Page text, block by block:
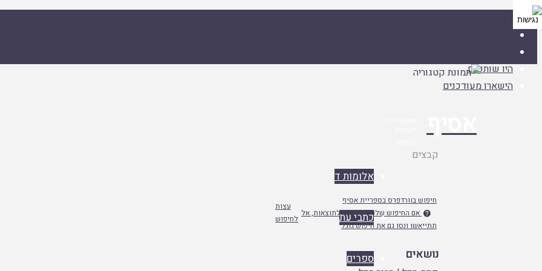
היו שותפים
הישארו מעודכנים
אסיף
אלומות ד
כתבי עת
ספרים
עמוד
קבצים
חיפוש בוורדפרס בספריית אסיף
 אם החיפוש שלנו לא מפנה לתוצאות, אל
תתייאשו ונסו גם את חיפוש גוגל
עצות
לחיפוש
נושאים